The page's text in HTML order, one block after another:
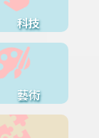
科技
藝術